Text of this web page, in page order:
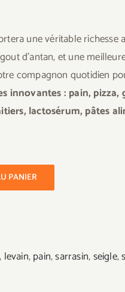
une véritable richesse
d’antan, et une
compagnon quotidien
innovantes : pain,
lactosérum, pâtes
PANIER
, levain,pain,sarrasin,seigle,